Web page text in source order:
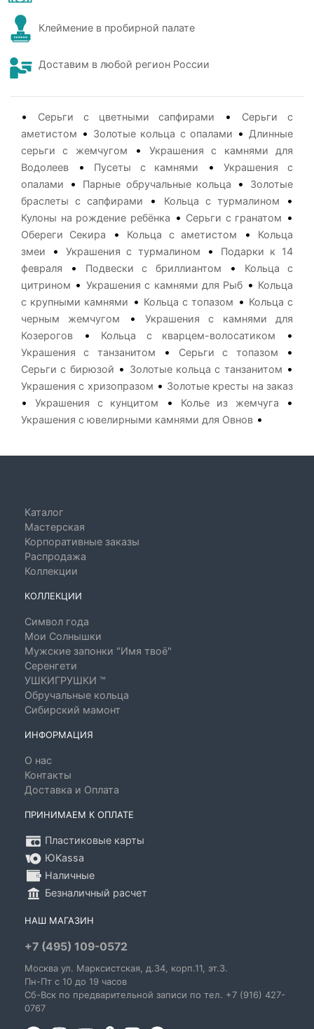
Клеймение в пробирной палате
Доставим в любой регион России
• Серьги с цветными сапфирами •
Серьги с
аметистом • Золотые кольца с опалами •Длинные
серьги с жемчугом
•Украшения с камнями для
Водолеев • Пусеты с камнями •Украшения с
опалами
• Парные обручальные кольца •
Золотые
браслеты с сапфирами
• Кольца с турмалином •
Кулоны на рождение ребёнка • Серьги с гранатом •
Обереги Секира • Кольца с аметистом •
Кольца
змеи
• Украшения с турмалином •
Подарки к 14
февраля
• Подвески с бриллиантом •
Кольца с
цитрином • Украшения с камнями для Рыб • Кольца
с крупными камнями • Кольца с топазом • Кольца с
черным жемчугом
•Украшения с камнями для
Козерогов • Кольца с кварцем-волосатиком •
Украшения с танзанитом • Серьги с топазом •
Серьги с бирюзой • Золотые кольца с танзанитом •
Украшения с хризопразом • Золотые кресты на заказ
•Украшения с кунцитом • Колье из жемчуга •
Украшения с ювелирными камнями для Овнов •
Каталог
Мастерская
Корпоративные заказы
Распродажа
Коллекции
КОЛЛЕКЦИИ
Символ года
Мои Солнышки
Мужские запонки "Имя твоё"
Серенгети
УШКИГРУШКИ ™
Обручальные кольца
Сибирский мамонт
ИНФОРМАЦИЯ
О нас
Контакты
Доставка и Оплата
ПРИНИМАЕМ К ОПЛАТЕ
Пластиковые карты
ЮKassa
Наличные
Безналичный расчет
НАШ МАГАЗИН
+7 (495) 109-0572
Москва ул. Марксистская , д.34, корп.11, эт.3.
Пн-Пт c 10 до 19 часов
Сб-Вск по предварительной записи по тел. +7 (916) 427-
0767